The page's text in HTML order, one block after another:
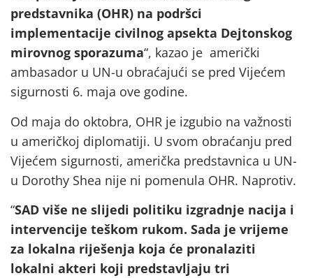
predstavnika (OHR) na podršci
implementacije civilnog apsekta Dejtonskog
mirovnog sporazuma“, kazao je američki
ambasador u UN-u obraćajući se pred Vijećem
sigurnosti 6. maja ove godine.
Od maja do oktobra, OHR je izgubio na važnosti
u američkoj diplomatiji. U svom obraćanju pred
Vijećem sigurnosti, američka predstavnica u UN-
u Dorothy Shea nije ni pomenula OHR. Naprotiv.
“SAD više ne slijedi politiku izgradnje nacija i
intervencije teškom rukom. Sada je vrijeme
za lokalna riješenja koja će pronalaziti
lokalni akteri koji predstavljaju tri